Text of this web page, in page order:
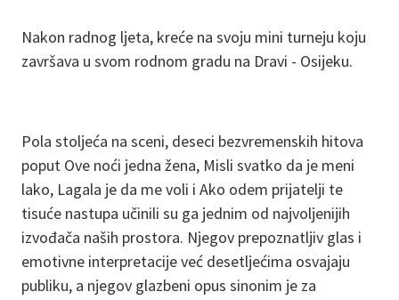
Nakon radnog ljeta, kreće na svoju mini turneju koju
završava u svom rodnom gradu na Dravi - Osijeku.
Pola stoljeća na sceni, deseci bezvremenskih hitova
poput Ove noći jedna žena, Misli svatko da je meni
lako, Lagala je da me voli i Ako odem prijatelji te
tisuće nastupa učinili su ga jednim od najvoljenijih
izvođača naših prostora. Njegov prepoznatljiv glas i
emotivne interpretacije već desetljećima osvajaju
publiku, a njegov glazbeni opus sinonim je za